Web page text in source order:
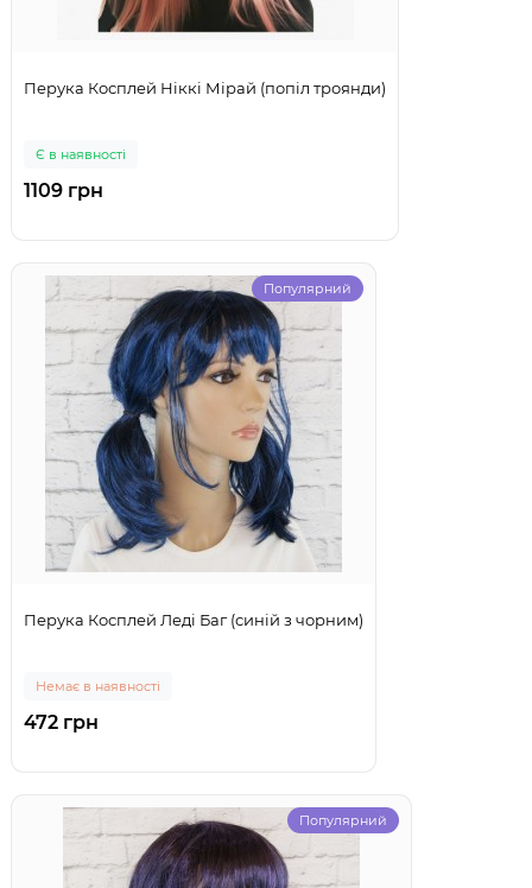
Перука Косплей Ніккі Мірай (попіл троянди)
Є в наявності
1109 грн
Популярний
Перука Косплей Леді Баг (синій з чорним)
Немає в наявності
472 грн
Популярний